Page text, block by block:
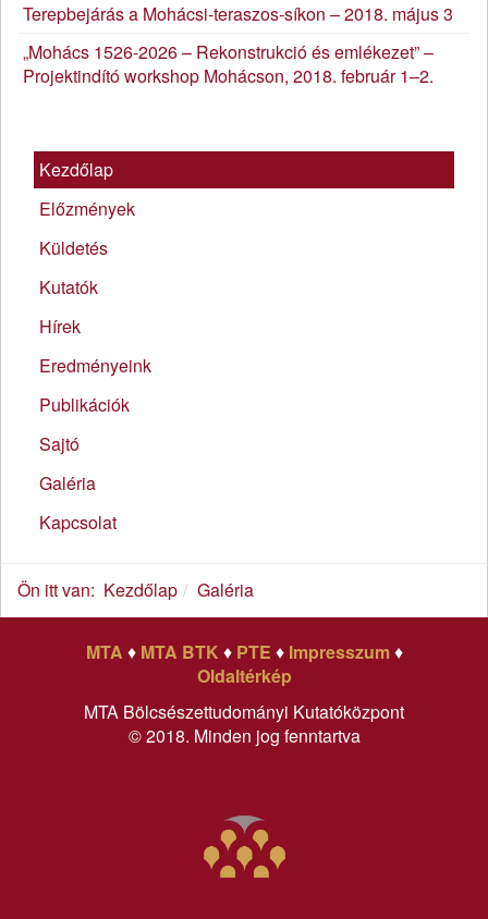
Terepbejárás a Mohácsi-teraszos-síkon – 2018. május 3
„Mohács 1526-2026 – Rekonstrukció és emlékezet” –
Projektindító workshop Mohácson, 2018. február 1–2.
Kezdőlap
Előzmények
Küldetés
Kutatók
Hírek
Eredményeink
Publikációk
Sajtó
Galéria
Kapcsolat
Ön itt van: Kezdőlap Galéria
MTA ♦ MTA BTK ♦ PTE ♦ Impresszum♦
Oldaltérkép
MTA Bölcsészettudományi Kutatóközpont
© 2018. Minden jog fenntartva